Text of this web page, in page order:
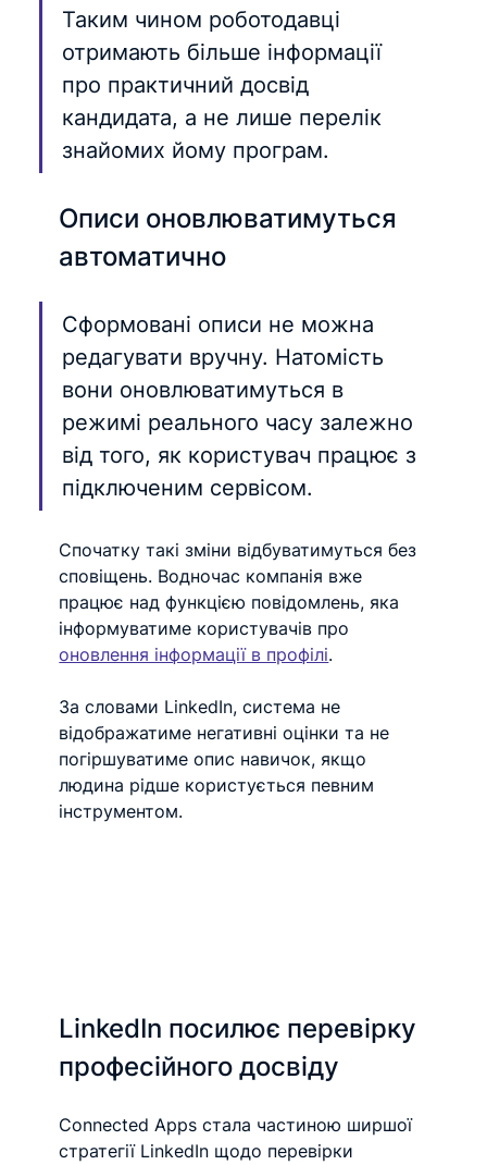
Таким чином роботодавці
отримають більше інформації
про практичний досвід
кандидата, а не лише перелік
знайомих йому програм.
Описи оновлюватимуться
автоматично
Сформовані описи не можна
редагувати вручну. Натомість
вони оновлюватимуться в
режимі реального часу залежно
від того, як користувач працює з
підключеним сервісом.
Спочатку такі зміни відбуватимуться без
сповіщень. Водночас компанія вже
працює над функцією повідомлень, яка
інформуватиме користувачів про
оновлення інформації в профілі.
За словами LinkedIn, система не
відображатиме негативні оцінки та не
погіршуватиме опис навичок, якщо
людина рідше користується певним
інструментом.
LinkedIn посилює перевірку
професійного досвіду
Connected Apps стала частиною ширшої
стратегії LinkedIn щодо перевірки